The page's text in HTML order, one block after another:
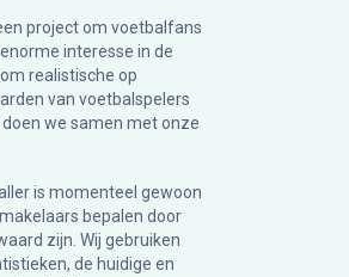
project om voetbalfans
interesse in de
realistische op
van voetbalspelers
we samen met onze
is momenteel gewoon
bepalen door
zijn. Wij gebruiken
de huidige en